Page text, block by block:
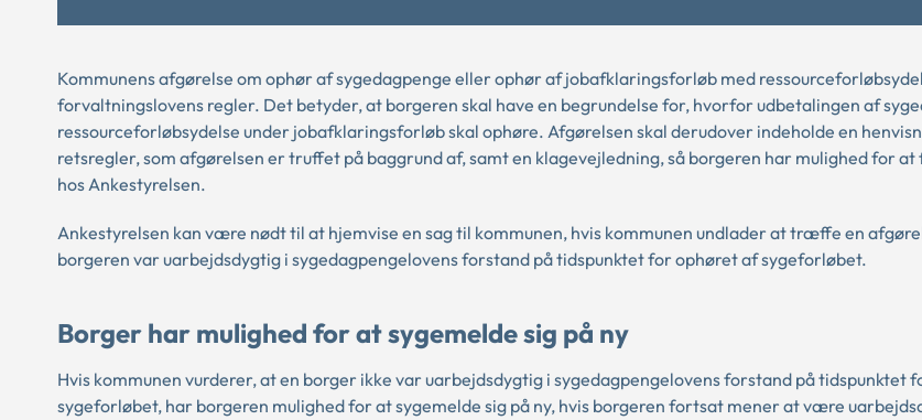
Kommunens afgørelse om ophør af sygedagpenge eller ophør af jobafklaringsforløb med
forvaltningslovens regler. Det betyder, at borgeren skal have en begrundelse for, hvorfor udbetalingen af
ressourceforløbsydelse under jobafklaringsforløb skal ophøre. Afgørelsen skal derudover indeholde en
retsregler, som afgørelsen er truffet på baggrund af, samt en klagevejledning, så borgeren har mulighed for at
hos Ankestyrelsen.
Ankestyrelsen kan være nødt til at hjemvise en sag til kommunen, hvis kommunen undlader at træffe en
borgeren var uarbejdsdygtig i sygedagpengelovens forstand på tidspunktet for ophøret af sygeforløbet.
Borger har mulighed for at sygemelde sig på ny
Hvis kommunen vurderer, at en borger ikke var uarbejdsdygtig i sygedagpengelovens forstand på tidspunktet
sygeforløbet, har borgeren mulighed for at sygemelde sig på ny, hvis borgeren fortsat mener at være